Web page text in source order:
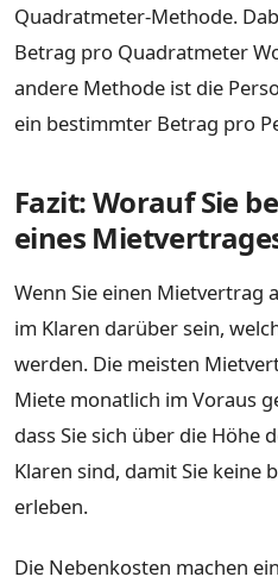
Quadratmeter-Methode.
Betrag pro Quadratmeter
andere Methode ist die
ein bestimmter Betrag pro
Fazit: Worauf Sie
eines
Wenn Sie einen Mietvertrag
im Klaren darüber sein,
werden. Die meisten
Miete monatlich im Voraus
dass Sie sich über die Höhe
Klaren sind, damit Sie keine
erleben.
Die Nebenkosten machen